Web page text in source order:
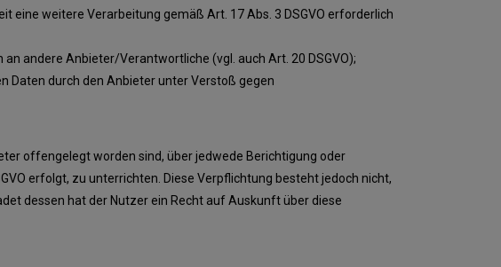
eine weitere Verarbeitung gemäß Art. 17 Abs. 3 DSGVO erforderlich
andere Anbieter/Verantwortliche (vgl. auch Art. 20 DSGVO);
Daten durch den Anbieter unter Verstoß gegen
offengelegt worden sind, über jedwede Berichtigung oder
erfolgt, zu unterrichten. Diese Verpflichtung besteht jedoch nicht,
dessen hat der Nutzer ein Recht auf Auskunft über diese